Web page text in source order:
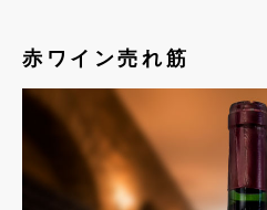
赤ワイン売れ筋